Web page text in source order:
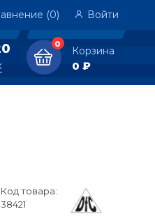
(0) Войти
0
Корзина
0 ₽
Код товара:
38421